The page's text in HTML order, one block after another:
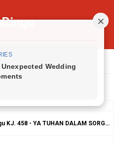
KJ. 458 - YA TUHAN DALAM SORGA TRANG